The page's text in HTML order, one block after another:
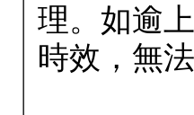
理。如逾
時效，無